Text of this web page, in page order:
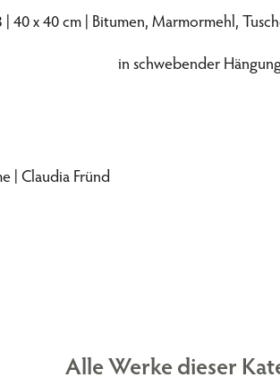
| 40 x 40 cm | Bitumen, Marmormehl,
in schwebender Hängung
Alle Werke dieser